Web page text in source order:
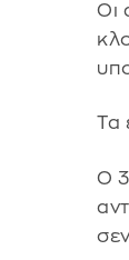
Οι
Τα
Ο